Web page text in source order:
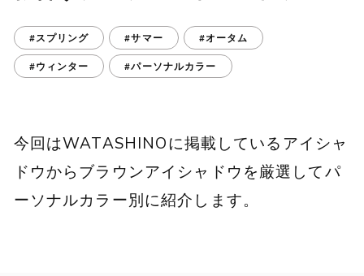
#スプリング #サマー #オータム
#ウィンター #パーソナルカラー
今回はWATASHINOに掲載しているアイシャ
ドウからブラウンアイシャドウを厳選してパ
ーソナルカラー別に紹介します。